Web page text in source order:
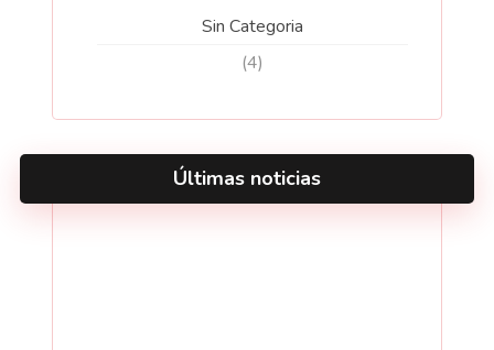
Sin Categoria
(4)
Últimas noticias